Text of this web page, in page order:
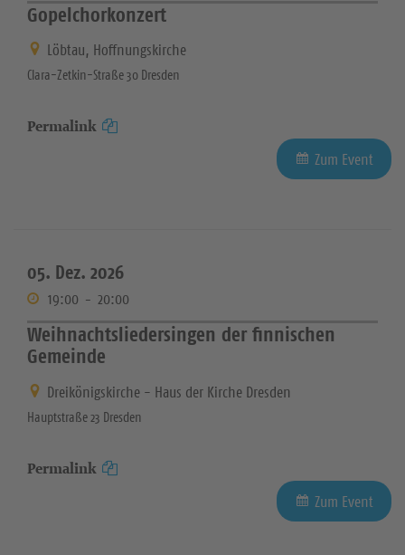
Gopelchorkonzert
Löbtau, Hoffnungskirche
Clara-Zetkin-Straße 30 Dresden
Permalink
Zum Event
05. Dez. 2026
19:00 - 20:00
Weihnachtsliedersingen der finnischen
Gemeinde
Dreikönigskirche - Haus der Kirche Dresden
Hauptstraße 23 Dresden
Permalink
Zum Event